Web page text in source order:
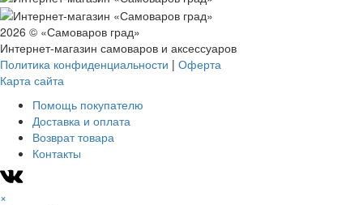
2026 © «Самоваров град»
Интернет-магазин самоваров и аксессуаров
Политика конфиденциальности | Оферта
Карта сайта
Помощь покупателю
Доставка и оплата
Возврат товара
Контакты
×